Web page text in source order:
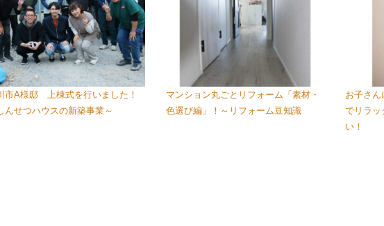
市A様邸 上棟式を行いました！
んせつハウスの新築事業～
マンション丸ごとリフォーム「素材・
色選び編」！～リフォーム豆知識
お子さん
でリラッ
い！ ～